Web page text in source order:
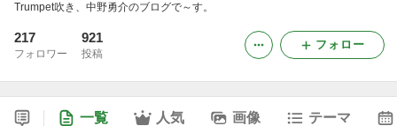
Trumpet吹き、中野勇介のブログで～す。
217
フォロワー
921
投稿
フォロー
一覧 人気 画像 テーマ